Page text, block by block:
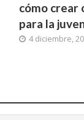
cómo crear
para la
4 diciembre,